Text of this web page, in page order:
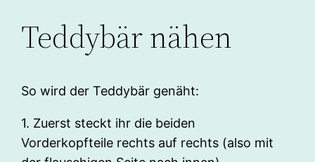
Teddybär nähen
So wird der Teddybär genäht:
1. Zuerst steckt ihr die beiden
Vorderkopfteile rechts auf rechts (also mit